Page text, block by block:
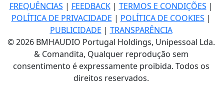
FREQUÊNCIAS | FEEDBACK| TERMOS E CONDIÇÕES |
POLÍTICA DE PRIVACIDADE | POLÍTICA DE COOKIES |
PUBLICIDADE | TRANSPARÊNCIA
© 2026 BMHAUDIO Portugal Holdings, Unipessoal Lda.
& Comandita, Qualquer reprodução sem
consentimento é expressamente proibida. Todos os
direitos reservados.